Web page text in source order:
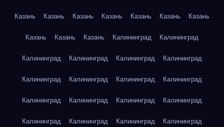
Казань Казань Казань Казань Казань Казань Казань
Казань Казань Казань Калининград Калининград
Калининград Калининград Калининград Калининград
Калининград Калининград Калининград Калининград
Калининград Калининград Калининград Калининград
Калининград Калининград Калининград Калининград